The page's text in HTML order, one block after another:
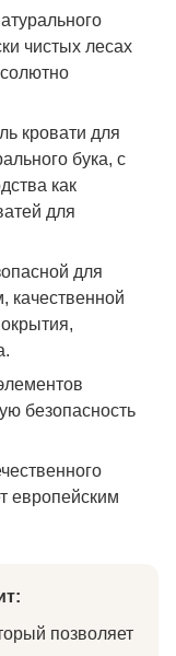
чистых лесах
кровати для
бука, с
как
для
для
качественной
безопасность
европейским
позволяет